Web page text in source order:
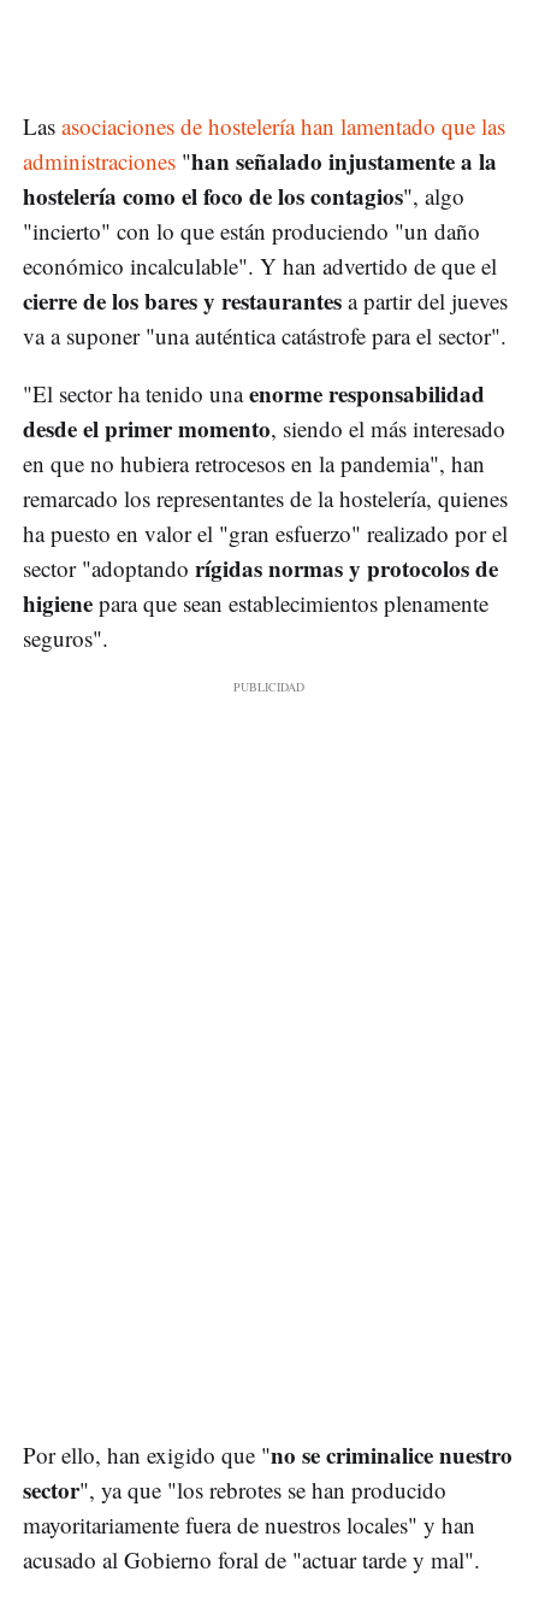
Las asociaciones de hostelería han lamentado que las
administraciones "han señalado injustamente a la
hostelería como el foco de los contagios", algo
"incierto" con lo que están produciendo "un daño
económico incalculable". Y han advertido de que el
cierre de los bares y restaurantes a partir del jueves
va a suponer "una auténtica catástrofe para el sector".
"El sector ha tenido unaenorme responsabilidad
desde el primer momento, siendo el más interesado
en que no hubiera retrocesos en la pandemia", han
remarcado los representantes de la hostelería, quienes
ha puesto en valor el "gran esfuerzo" realizado por el
sector "adoptando rígidas normas y protocolos de
higiene para que sean establecimientos plenamente
seguros".
Por ello, han exigido que "no se criminalice nuestro
sector", ya que "los rebrotes se han producido
mayoritariamente fuera de nuestros locales" y han
acusado al Gobierno foral de "actuar tarde y mal".